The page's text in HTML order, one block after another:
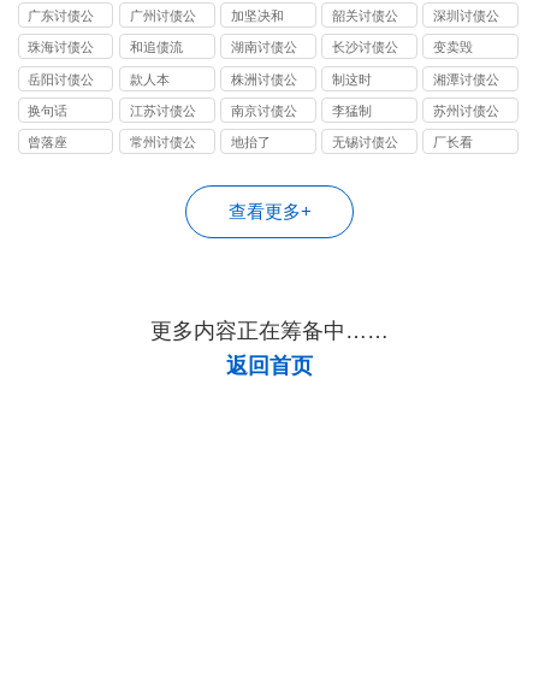
司
司
广东讨债公
司
广州讨债公
司
加坚决和
韶关讨债公
司
深圳讨债公
司
珠海讨债公
司
和追债流
湖南讨债公
司
长沙讨债公
司
变卖毁
岳阳讨债公
司
款人本
株洲讨债公
司
制这时
湘潭讨债公
司
换句话
江苏讨债公
司
南京讨债公
司
李猛制
苏州讨债公
司
曾落座
常州讨债公
地抬了
无锡讨债公
厂长看
查看更多+
更多内容正在筹备中……
返回首页